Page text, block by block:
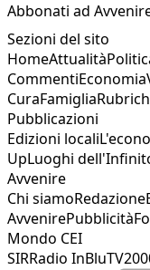
Abbonati ad
Sezioni del sito
HomeAttualità
CommentiEconomia
CuraFamiglia
Pubblicazioni
Edizioni locali
UpLuoghi
Avvenire
Chi siamoRedazione
AvvenirePubblicità
Mondo CEI
SIRRadio InBlu